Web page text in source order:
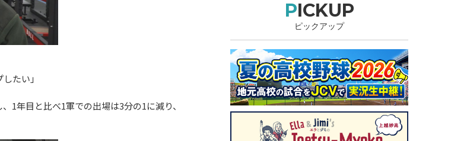
たい」
1年目と比べ1軍での出場は3分の1に減り、
PICKUP
ピックアップ